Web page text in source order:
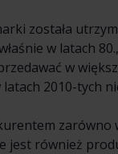
została
w latach
w
2010-tych
zarówno
jest również